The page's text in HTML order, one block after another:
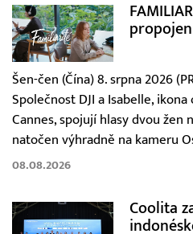
Šen-čen (Čína) 8. srpna 2026
Společnost DJI a Isabelle,
Cannes, spojují hlasy dvou
natočen výhradně na kameru
08.08.2026
Coolita